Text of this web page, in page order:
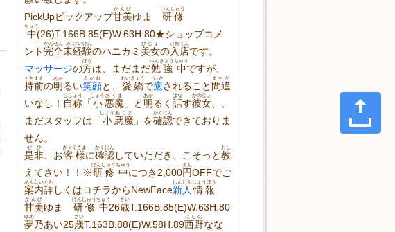
PickUpピックアップ甘美
かんび
ゆま 研修
けんしゅう
中
ちゅう
(26)T.166B.85(E)W.63H.80★ショップコメ
ント 完全
かんぜん
未
み
経験
けいけん
のハニカミ 美女
びじょ
の入
いれ
店
てん
です。
マッサージの方
ほう
は、まだまだ勉強
べんきょう
中
ちゅう
ですが、
持前
もちまえ
の明
あか
るい笑顔
えがお
と、 愛嬌
あいきょう
で癒
いや
されること 間違
まちが
いなし！ 自称
じしょう
「小
しょう
悪魔
あくま
」と 明
あか
るく 話
はな
す彼女
かのじょ
、、
まだスタッフは「小
しょう
悪魔
あくま
」を確認
かくにん
できておりま
せん。
是非
ぜひ
、お客様
きゃくさま
に確認
かくにん
していただき、こそっと教
おし
えてさい！！※研修
けんしゅう
中
ちゅう
につき2,000円
えん
OFFでご
案内
あんない
詳
くわ
しくはコチラからNewFace新人
しんじん
情報
じょうほう
甘美
かんび
ゆま 研修
けんしゅう
中
ちゅう
26歳
さい
T.166B.85(E)W.63H.80
夢
ゆめ
乃あい25歳
さい
T.163B.88(E)W.58H.89西野
にしの
なな